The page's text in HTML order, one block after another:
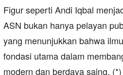
Figur seperti Andi Iqbal
ASN bukan hanya pelayan
yang menunjukkan bahwa
fondasi utama dalam
modern dan berdaya saing. (*)